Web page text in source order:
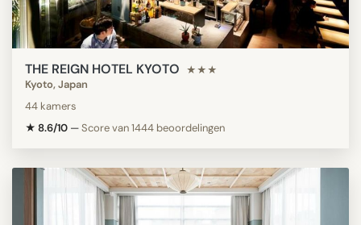
THE REIGN HOTEL KYOTO ★★★
Kyoto, Japan
44 kamers
★ 8.6/10 —Score van 1444 beoordelingen